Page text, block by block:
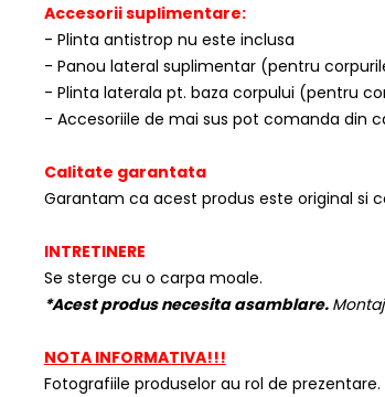
Accesorii suplimentare:
- Plinta antistrop nu este inclusa
- Panou lateral suplimentar (pentru
- Plinta laterala pt. baza corpului (pentru
- Accesoriile de mai sus pot comanda din
Calitate garantata
Garantam ca acest produs este original si
INTRETINERE
Se sterge cu o carpa moale.
*Acest produs necesita asamblare.
NOTA INFORMATIVA!!!
Fotografiile produselor au rol de